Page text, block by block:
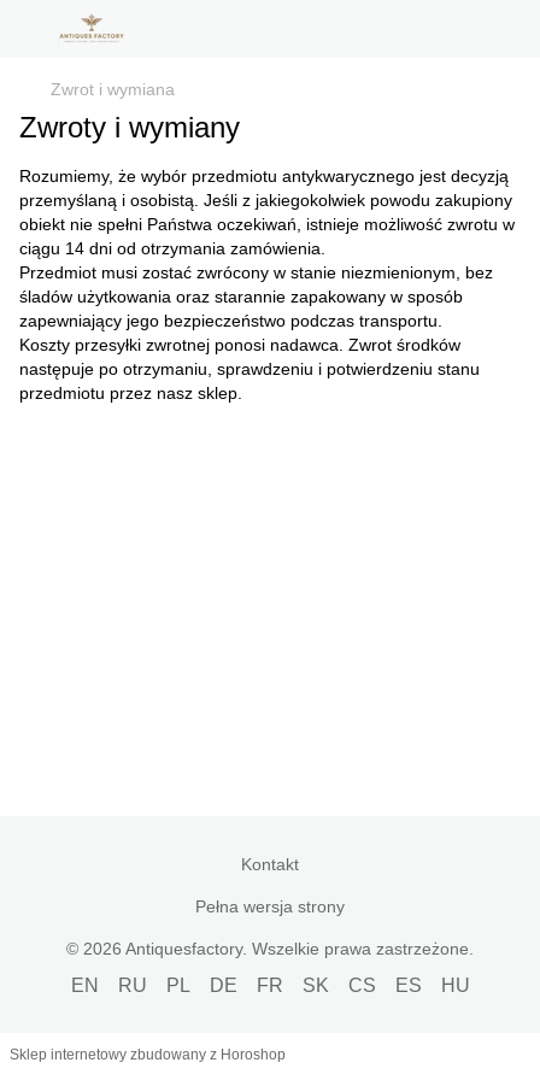
Zwrot i wymiana
Zwroty i wymiany
Rozumiemy, że wybór przedmiotu antykwarycznego jest decyzją
przemyślaną i osobistą. Jeśli z jakiegokolwiek powodu zakupiony
obiekt nie spełni Państwa oczekiwań, istnieje możliwość zwrotu w
ciągu 14 dni od otrzymania zamówienia.
Przedmiot musi zostać zwrócony w stanie niezmienionym, bez
śladów użytkowania oraz starannie zapakowany w sposób
zapewniający jego bezpieczeństwo podczas transportu.
Koszty przesyłki zwrotnej ponosi nadawca. Zwrot środków
następuje po otrzymaniu, sprawdzeniu i potwierdzeniu stanu
przedmiotu przez nasz sklep.
Kontakt
Pełna wersja strony
© 2026 Antiquesfactory. Wszelkie prawa zastrzeżone.
EN RU PL DE FR SK CS ES HU
Sklep internetowy zbudowany z Horoshop